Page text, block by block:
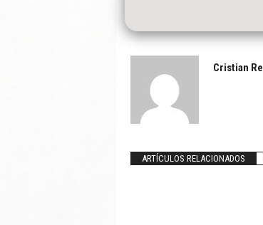
Cristian Re
ARTÍCULOS RELACIONADOS